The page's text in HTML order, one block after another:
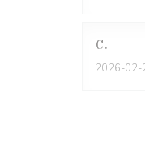
C
2026-02-